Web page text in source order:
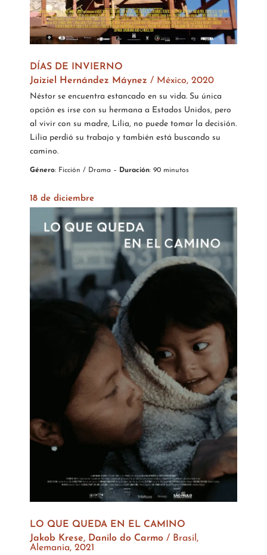
DÍAS DE INVIERNO
Jaiziel Hernández Máynez / México, 2020
Néstor se encuentra estancado en su vida. Su única
opción es irse con su hermana a Estados Unidos, pero
al vivir con su madre, Lilia, no puede tomar la decisión.
Lilia perdió su trabajo y también está buscando su
camino.
Género: Ficción / Drama – Duración: 90 minutos
18 de diciembre
LO QUE QUEDA EN EL CAMINO
Jakob Krese, Danilo do Carmo / Brasil,
Alemania, 2021